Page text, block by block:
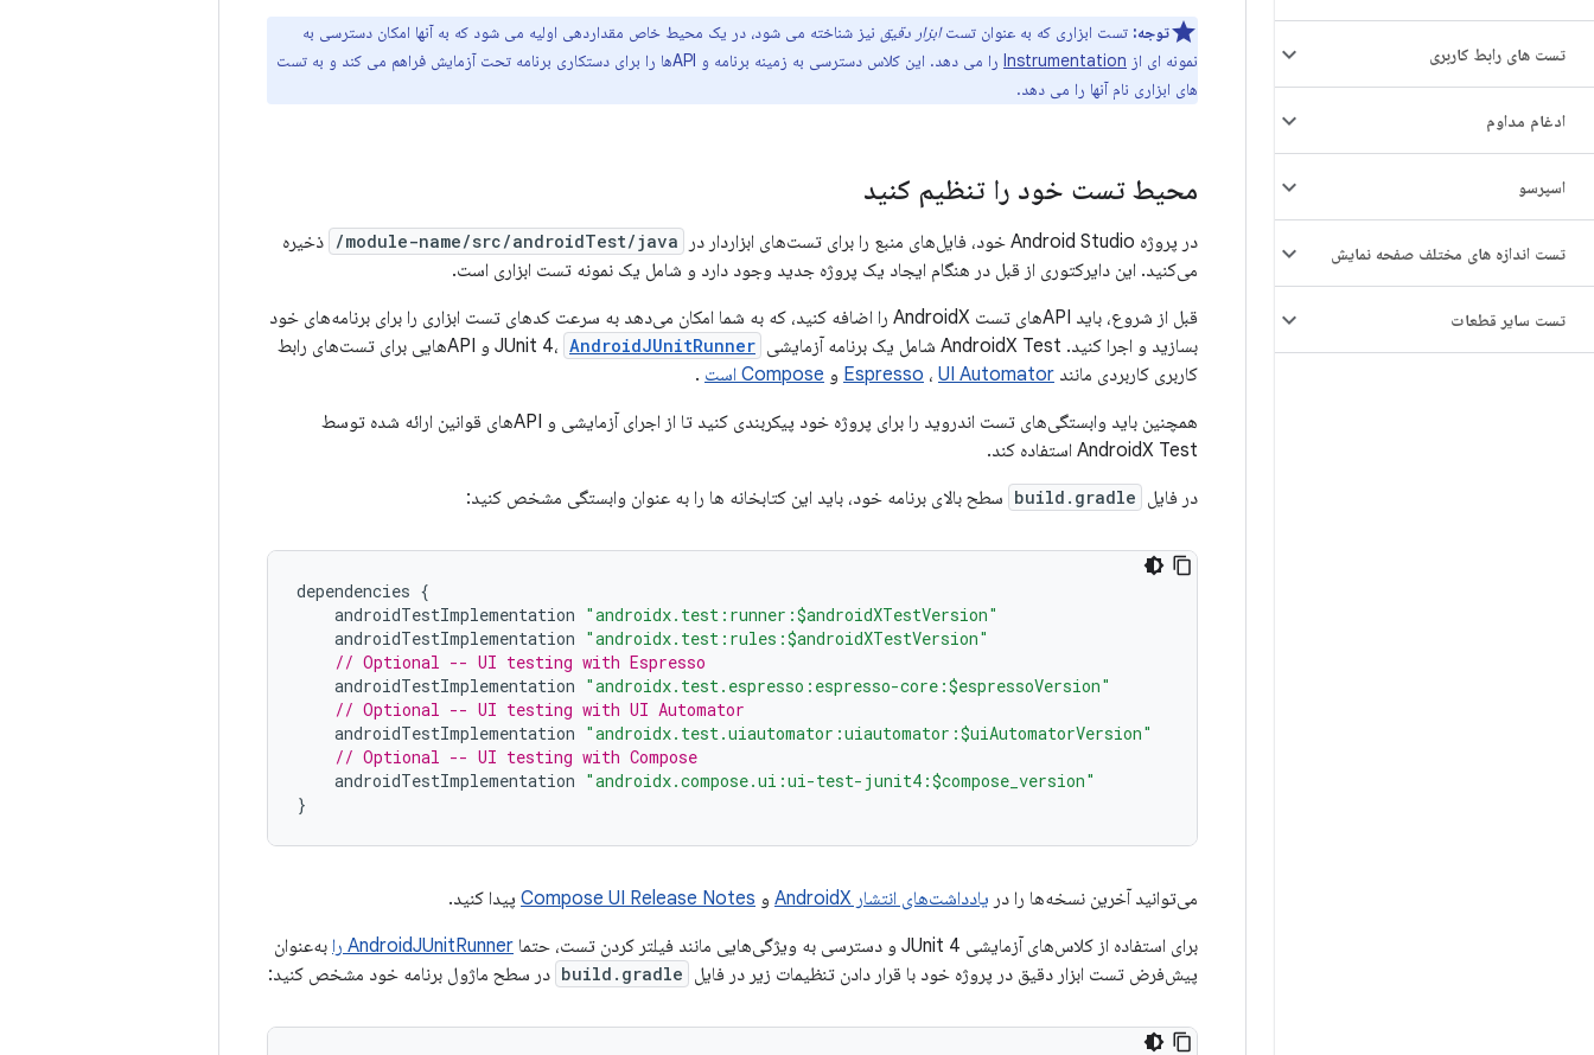
تست های رابط کاربری
ادغام مداوم
اسپرسو
تست اندازه های مختلف صفحه نمایش
تست سایر قطعات
توجه: تست ابزاری که به عنوان تستابزار دقیق نیز شناخته می شود، در یک محیط خاص مقداردهی اولیه می شود که به آنها امکان دسترسی به
نمونه ای از Instrumentation
را می دهد. این کلاس دسترسی به زمینه برنامه و APIها را برای دستکاری برنامه تحت آزمایش فراهم می کند و به تست
های ابزاری نام آنها را می دهد.
محیط تست خود را تنظیم کنید
در پروژه Android Studio خود، فایل‌های منبع را برای تست‌های ابزاردار در module-name/src/androidTest/java/
ذخیره
می‌کنید. این دایرکتوری از قبل در هنگام ایجاد یک پروژه جدید وجود دارد و شامل یک نمونه تست ابزاری است.
قبل از شروع، باید APIهای تست AndroidX را اضافه کنید، که به شما امکان می‌دهد به سرعت کدهای تست ابزاری را برای برنامه‌های خود
بسازید و اجرا کنید. AndroidX Test شامل یک برنامه آزمایشی JUnit 4،
AndroidJUnitRunner
و APIهایی برای تست‌های رابط
کاربری کاربردی مانند
Espresso ، UI Automator و Compose است
.
همچنین باید وابستگی‌های تست اندروید را برای پروژه خود پیکربندی کنید تا از اجرای آزمایشی و APIهای قوانین ارائه شده توسط
AndroidX Test استفاده کند.
در فایل build.gradle سطح بالای برنامه خود، باید این کتابخانه ها را به عنوان وابستگی مشخص کنید:
dependencies {
androidTestImplementation "androidx.test:runner:$androidXTestVersion"
androidTestImplementation "androidx.test:rules:$androidXTestVersion"
// Optional -- UI testing with Espresso
androidTestImplementation "androidx.test.espresso:espresso-core:$espressoVersion"
// Optional -- UI testing with UI Automator
androidTestImplementation "androidx.test.uiautomator:uiautomator:$uiAutomatorVersion"
// Optional -- UI testing with Compose
androidTestImplementation "androidx.compose.ui:ui-test-junit4:$compose_version"
}
می‌توانید آخرین نسخه‌ها را در یادداشت‌های انتشار AndroidX و Compose UI Release Notes پیدا کنید.
برای استفاده از کلاس‌های آزمایشی JUnit 4 و دسترسی به ویژگی‌هایی مانند فیلتر کردن تست، حتما
AndroidJUnitRunner را
به‌عنوان
پیش‌فرض تست ابزار دقیق در پروژه خود با قرار دادن تنظیمات زیر در فایل build.gradle در سطح ماژول برنامه خود مشخص کنید: